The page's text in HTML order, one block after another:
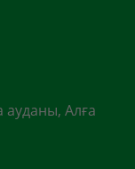
ауданы, Алға